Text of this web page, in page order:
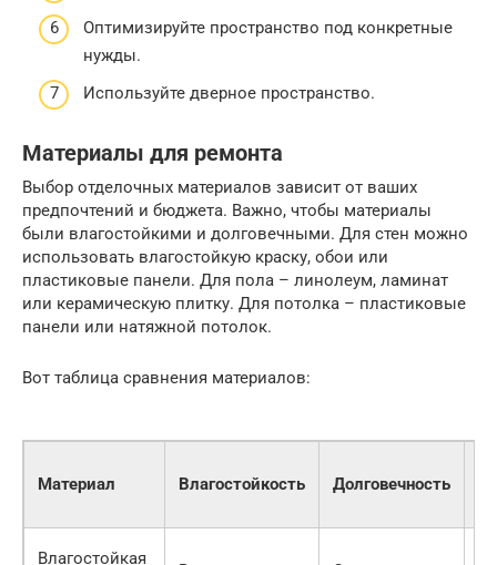
Оптимизируйте пространство под конкретные
нужды.
Используйте дверное пространство.
Материалы для ремонта
Выбор отделочных материалов зависит от ваших
предпочтений и бюджета. Важно, чтобы материалы
были влагостойкими и долговечными. Для стен можно
использовать влагостойкую краску, обои или
пластиковые панели. Для пола – линолеум, ламинат
или керамическую плитку. Для потолка – пластиковые
панели или натяжной потолок.
Вот таблица сравнения материалов:
Материал Влагостойкость Долговечность
Влагостойкая